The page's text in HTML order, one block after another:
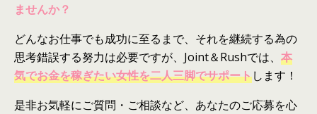
ませんか？
どんなお仕事でも成功に至るまで、それを継続する為の
思考錯誤する努力は必要ですが、Joint＆Rushでは、 本
気でお金を稼ぎたい女性を二人三脚でサポートします！
是非お気軽にご質問・ご相談など、あなたのご応募を心